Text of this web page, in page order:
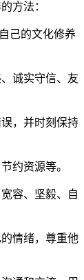
方法：
己的文化修养
诚实守信、友
，并时刻保持
约资源等。
容、坚毅、自
情绪，尊重他